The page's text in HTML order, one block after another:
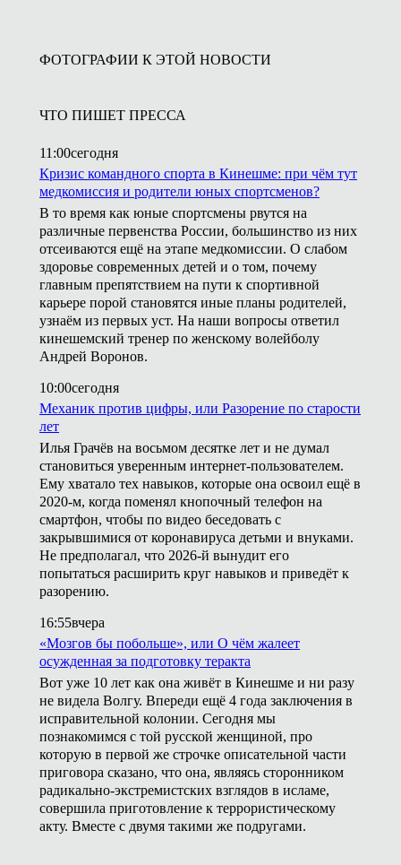
ФОТОГРАФИИ К ЭТОЙ НОВОСТИ
ЧТО ПИШЕТ ПРЕССА
11:00сегодня
Кризис командного спорта в Кинешме: при чём тут
медкомиссия и родители юных спортсменов?
В то время как юные спортсмены рвутся на
различные первенства России, большинство из них
отсеиваются ещё на этапе медкомиссии. О слабом
здоровье современных детей и о том, почему
главным препятствием на пути к спортивной
карьере порой становятся иные планы родителей,
узнаём из первых уст. На наши вопросы ответил
кинешемский тренер по женскому волейболу
Андрей Воронов.
10:00сегодня
Механик против цифры, или Разорение по старости
лет
Илья Грачёв на восьмом десятке лет и не думал
становиться уверенным интернет-пользователем.
Ему хватало тех навыков, которые она освоил ещё в
2020-м, когда поменял кнопочный телефон на
смартфон, чтобы по видео беседовать с
закрывшимися от коронавируса детьми и внуками.
Не предполагал, что 2026-й вынудит его
попытаться расширить круг навыков и приведёт к
разорению.
16:55вчера
«Мозгов бы побольше», или О чём жалеет
осужденная за подготовку теракта
Вот уже 10 лет как она живёт в Кинешме и ни разу
не видела Волгу. Впереди ещё 4 года заключения в
исправительной колонии. Сегодня мы
познакомимся с той русской женщиной, про
которую в первой же строчке описательной части
приговора сказано, что она, являясь сторонником
радикально-экстремистских взглядов в исламе,
совершила приготовление к террористическому
акту. Вместе с двумя такими же подругами.